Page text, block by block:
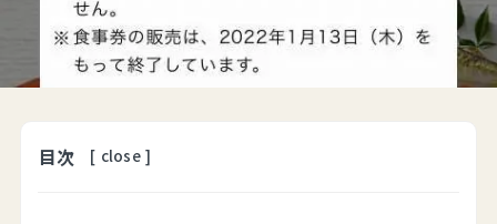
目次 [ close ]